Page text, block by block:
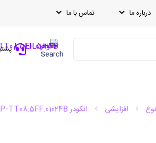
درباره ما تماس با ما
Search
نوع افزایشی انکودر EIL580P-TT08.5FF.01024B